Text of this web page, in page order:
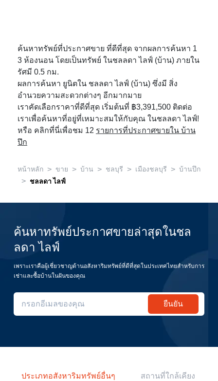
ค้นหาทรัพย์ที่ประกาศขาย ที่ดีที่สุด จากผลการค้นหา 1
3 ห้องนอน โดยเป็นทรัพย์ ในชลลดา ไลฟ์ (บ้าน) ภายใน
รัศมี 0.5 กม.
ผลการค้นหา ยูนิตใน ชลลดา ไลฟ์ (บ้าน) ซึ่งมี สิ่ง
อำนวยความสะดวกต่างๆ อีกมากมาย
เราคัดเลือกราคาที่ดีที่สุด เริ่มต้นที่ ฿3,391,500 ติดต่อ
เราเพื่อค้นหาที่อยู่ที่เหมาะสมให้กับคุณ ในชลลดา ไลฟ์!
หรือ คลิกที่นี่เพื่อชม 12 รายการที่ประกาศขายใน บ้าน
ปึก
หน้าหลัก > ขาย > บ้าน > ชลบุรี > เมืองชลบุรี > บ้านปึก
> ชลลดา ไลฟ์
ค้นหาทรัพย์ประกาศขายล่าสุดในชล
ลดา ไลฟ์
เพราะเราคือผู้เชี่ยวชาญด้านอสังหาริมทรัพย์ที่ดีที่สุดในประเทศไทยสำหรับการ
เช่าและซื้อบ้านในฝันของคุณ
ยืนยัน
ประเภทอสังหาริมทรัพย์อื่นๆ สถานที่ใกล้เคียง